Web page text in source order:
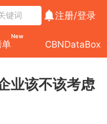
注册/登录
New
CBNDataBox
业该不该考虑